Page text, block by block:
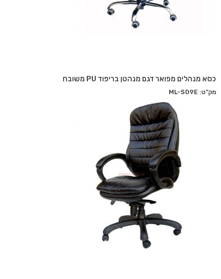
כסא מנהלים מפואר דגם מנהטן בריפוד PU משובח
מק"ט: ML-S09E